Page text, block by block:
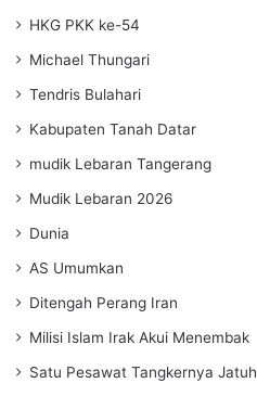
HKG PKK ke-54
Michael Thungari
Tendris Bulahari
Kabupaten Tanah Datar
mudik Lebaran Tangerang
Mudik Lebaran 2026
Dunia
AS Umumkan
Ditengah Perang Iran
Milisi Islam Irak Akui Menembak
Satu Pesawat Tangkernya Jatuh